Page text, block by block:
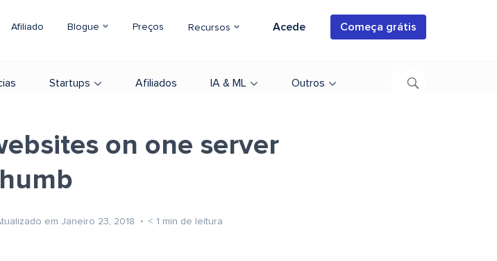
Afiliado Blogue Preços Recursos Acede Começa grátis
Startups Afiliados IA & ML Outros
on one server
em Janeiro 23, 2018 < 1 min de leitura